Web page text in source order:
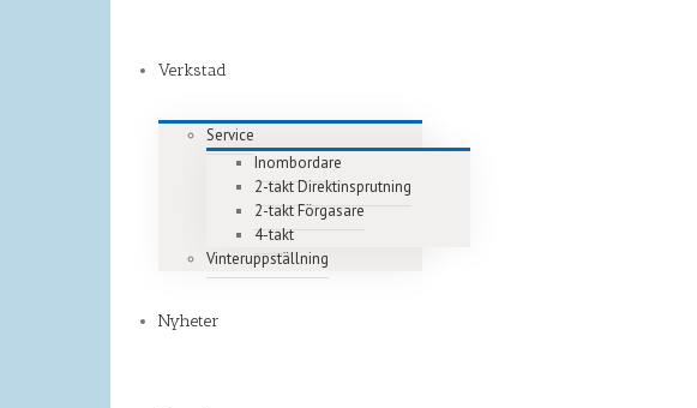
Verkstad
Service
Inombordare
2-takt Direktinsprutning
2-takt Förgasare
4-takt
Vinteruppställning
Nyheter